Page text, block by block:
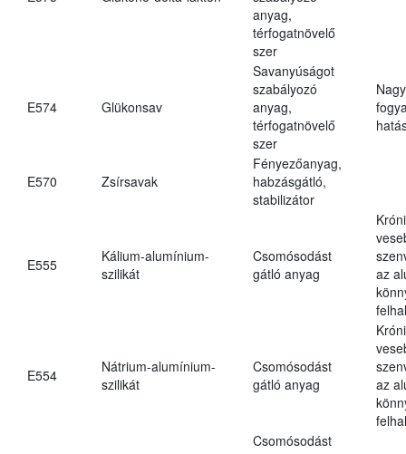
anyag,
térfogatnövelő
szer
E574 Glükonsav
Savanyúságot
szabályozó
anyag,
térfogatnövelő
szer
E570 Zsírsavak
Fényezőanyag,
habzásgátló,
stabilizátor
E555
Kálium-alumínium-
szilikát
Csomósodást
gátló anyag
az
E554
Nátrium-alumínium-
szilikát
Csomósodást
gátló anyag
az
Csomósodást